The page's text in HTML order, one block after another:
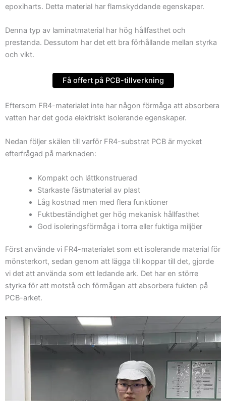
epoxiharts. Detta material har flamskyddande egenskaper.
Denna typ av laminatmaterial har hög hållfasthet och
prestanda. Dessutom har det ett bra förhållande mellan styrka
och vikt.
Få offert på PCB-tillverkning
Eftersom FR4-materialet inte har någon förmåga att absorbera
vatten har det goda elektriskt isolerande egenskaper.
Nedan följer skälen till varför FR4-substrat PCB är mycket
efterfrågad på marknaden:
Kompakt och lättkonstruerad
Starkaste fästmaterial av plast
Låg kostnad men med flera funktioner
Fuktbeständighet ger hög mekanisk hållfasthet
God isoleringsförmåga i torra eller fuktiga miljöer
Först använde vi FR4-materialet som ett isolerande material för
mönsterkort, sedan genom att lägga till koppar till det, gjorde
vi det att använda som ett ledande ark. Det har en större
styrka för att motstå och förmågan att absorbera fukten på
PCB-arket.